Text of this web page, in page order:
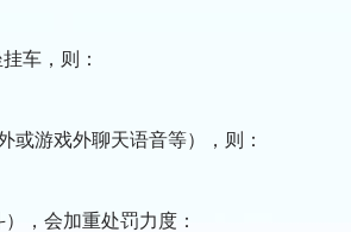
车，则：
或游戏外聊天语音等），则：
，会加重处罚力度：